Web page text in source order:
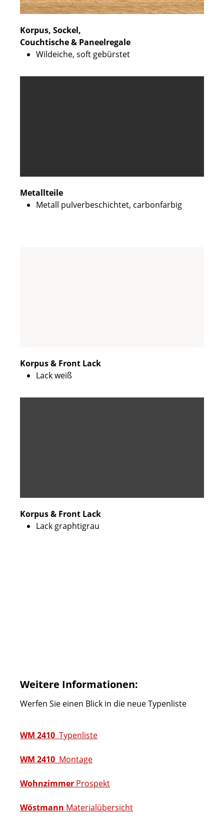
Korpus, Sockel,
Couchtische & Paneelregale
Wildeiche, soft gebürstet
Metallteile
Metall pulverbeschichtet, carbonfarbig
Korpus & Front Lack
Lack weiß
Korpus & Front Lack
Lack graphtigrau
Weitere Informationen:
Werfen Sie einen Blick in die neue Typenliste
WM 2410 Typenliste
WM 2410 Montage
Wohnzimmer Prospekt
Wöstmann Materialübersicht